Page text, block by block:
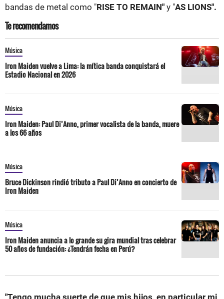
bandas de metal como "RISE TO REMAIN" y "AS LIONS".
Te recomendamos
Música
Iron Maiden vuelve a Lima: la mítica banda conquistará el
Estadio Nacional en 2026
Música
Iron Maiden: Paul Di’Anno, primer vocalista de la banda, muere
a los 66 años
Música
Bruce Dickinson rindió tributo a Paul Di’Anno en concierto de
Iron Maiden
Música
Iron Maiden anuncia a lo grande su gira mundial tras celebrar
50 años de fundación: ¿Tendrán fecha en Perú?
"Tengo mucha suerte de que mis hijos, en particular mi